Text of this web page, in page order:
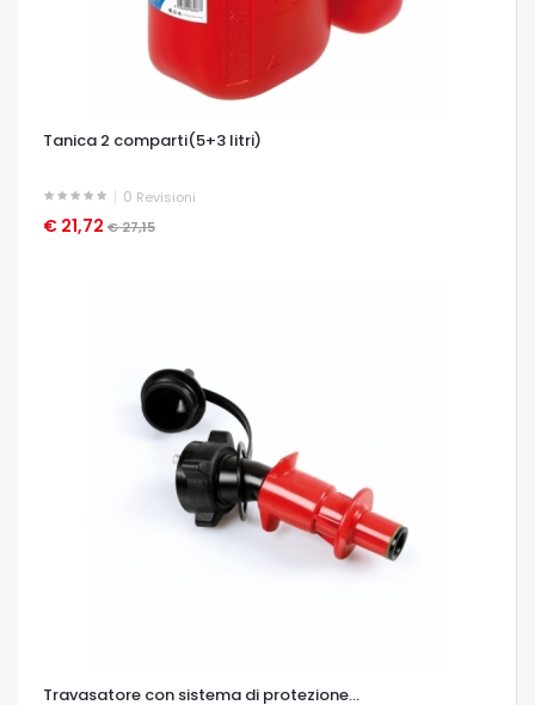
Tanica 2 comparti(5+3 litri)
0 Revisioni
€ 21,72 € 27,15
OCCHIATA VELOCE
Travasatore con sistema di protezione...